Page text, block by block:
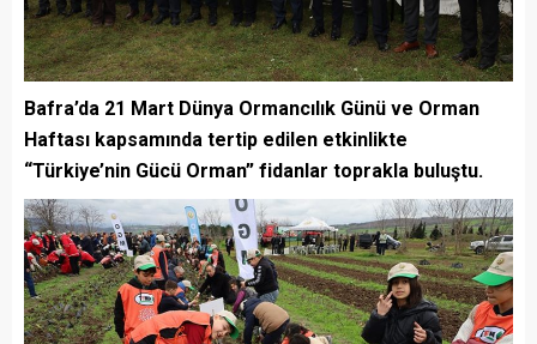
Bafra’da 21 Mart Dünya Ormancılık Günü ve Orman
Haftası kapsamında tertip edilen etkinlikte
“Türkiye’nin Gücü Orman” fidanlar toprakla buluştu.